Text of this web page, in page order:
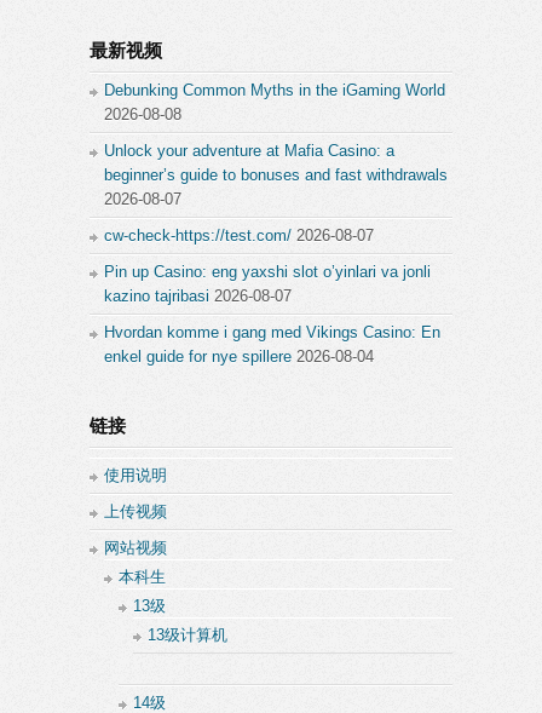
最新视频
Debunking Common Myths in the iGaming World
2026-08-08
Unlock your adventure at Mafia Casino: a
beginner’s guide to bonuses and fast withdrawals
2026-08-07
cw-check-https://test.com/ 2026-08-07
Pin up Casino: eng yaxshi slot o’yinlari va jonli
kazino tajribasi 2026-08-07
Hvordan komme i gang med Vikings Casino: En
enkel guide for nye spillere 2026-08-04
链接
使用说明
上传视频
网站视频
本科生
13级
13级计算机
14级